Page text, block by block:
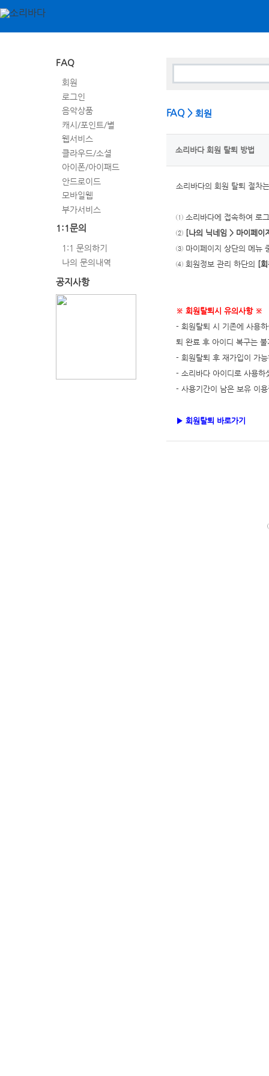
FAQ
회원
로그인
음악상품
캐시/포인트/별
웹서비스
클라우드/소셜
아이폰/아이패드
안드로이드
모바일웹
부가서비스
1:1문의
1:1 문의하기
나의 문의내역
공지사항
FAQ > 회원
소리바다 회원 탈퇴 방법
소리바다의 회원 탈퇴 절차
① 소리바다에 접속하여 로
② [나의 닉네임 > 마이페이
③ 마이페이지 상단의 메뉴
④ 회원정보 관리 하단의
[
※ 회원탈퇴시 유의사항 ※
- 회원탈퇴 시 기존에 사용
퇴 완료 후 아이디 복구는
- 회원탈퇴 후 재가입이 가
- 소리바다 아이디로 사용
- 사용기간이 남은 보유 이
▶ 회원탈퇴 바로가기